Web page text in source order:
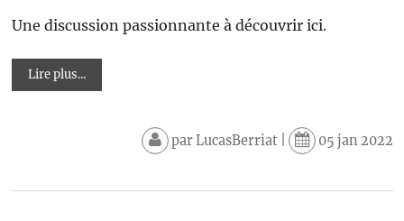
Une discussion passionnante à découvrir ici.
Lire plus...
parLucasBerriat| 05 jan 2022